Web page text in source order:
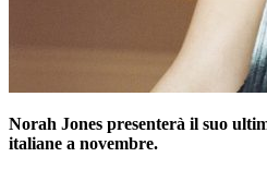
Norah Jones presenterà il suo
italiane a novembre.